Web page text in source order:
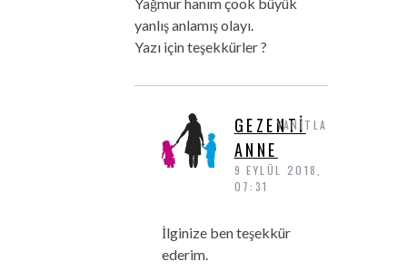
yanlış anlamış olayı.
Yazı için teşekkürler ?
GEZENTI
ANNE
9 EYLÜL 2018,
07:31
İlginize ben teşekkür
ederim.
YANITLA